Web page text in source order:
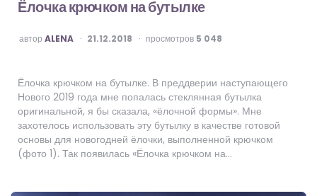
Ёлочка крючком на бутылке
ОПУБЛИКОВАНО
автор ALENA 21.12.2018 просмотров 5 048
Ёлочка крючком на бутылке. В преддверии наступающего
Нового 2019 года мне попалась стеклянная бутылка
оригинальной, я бы сказала, «ёлочной формы». Мне
захотелось использовать эту бутылку в качестве готовой
основы для новогодней ёлочки, выполненной крючком
(фото 1). Так появилась «Ёлочка крючком на…